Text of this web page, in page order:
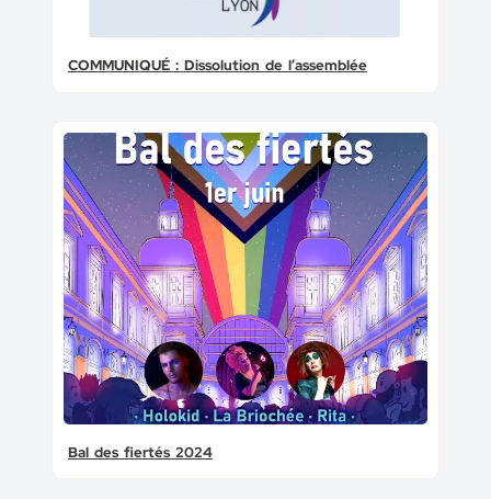
COMMUNIQUÉ : Dissolution de l’assemblée
Bal des fiertés 2024